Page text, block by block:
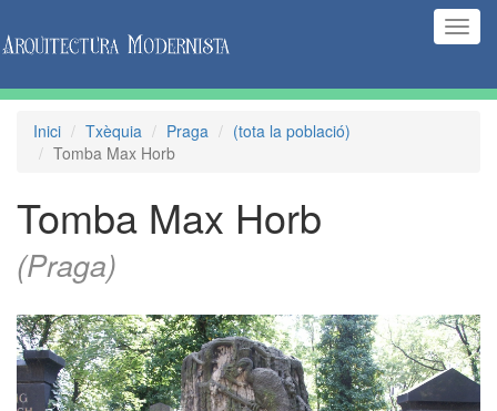
Inici Txèquia Praga
(tota la població)
Tomba Max Horb
Tomba Max Horb
(Praga)